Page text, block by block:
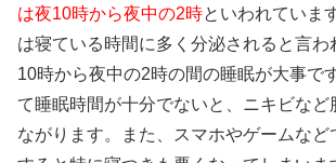
は夜10時から夜中の2時といわれていま
は寝ている時間に多く分泌されると言わ
10時から夜中の2時の間の睡眠が大事で
て睡眠時間が十分でないと、ニキビなど
ながります。また、スマホやゲームなど